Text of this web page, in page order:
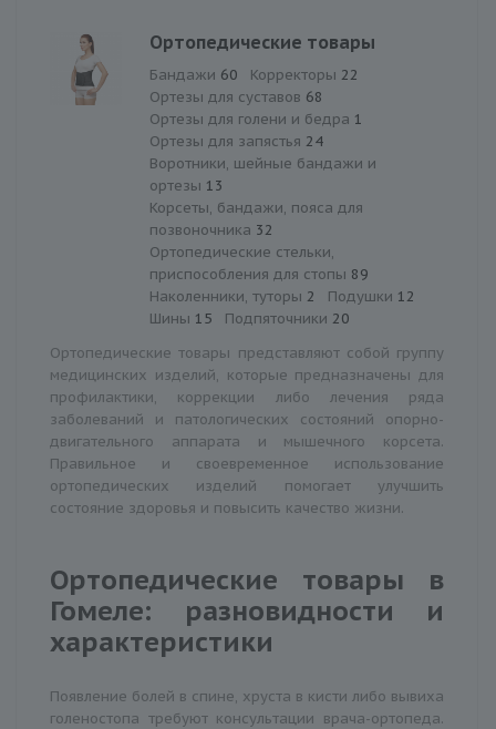
Ортопедические товары
Бандажи 60 Корректоры 22
Ортезы для суставов 68
Ортезы для голени и бедра 1
Ортезы для запястья 24
Воротники, шейные бандажи и
ортезы 13
Корсеты, бандажи, пояса для
позвоночника 32
Ортопедические стельки,
приспособления для стопы 89
Наколенники, туторы 2 Подушки 12
Шины 15 Подпяточники 20
Ортопедические товары представляют собой группу
медицинских изделий, которые предназначены для
профилактики, коррекции либо лечения ряда
заболеваний и патологических состояний опорно-
двигательного аппарата и мышечного корсета.
Правильное и своевременное использование
ортопедических изделий помогает улучшить
состояние здоровья и повысить качество жизни.
Ортопедические товары в
Гомеле: разновидности и
характеристики
Появление болей в спине, хруста в кисти либо вывиха
голеностопа требуют консультации врача-ортопеда.